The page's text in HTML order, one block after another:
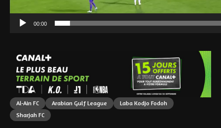
00:00
Al-Ain FC Arabian Gulf League
Laba Kodjo Fodoh
Sharjah FC